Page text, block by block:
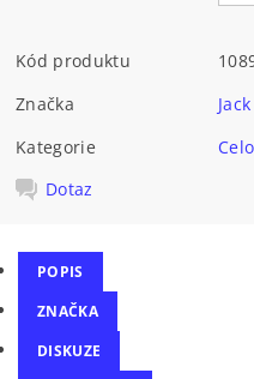
Kód produktu
Značka
Kategorie
Dotaz
POPIS
ZNAČKA
DISKUZE